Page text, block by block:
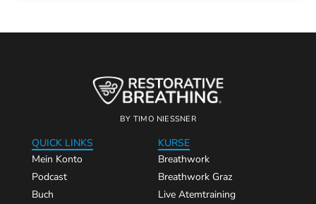
BY TIMO NIESSNER
KURSE
Breathwork
Breathwork Graz
Live Atemtraining
QUICK LINKS
Mein Konto
Podcast
Buch